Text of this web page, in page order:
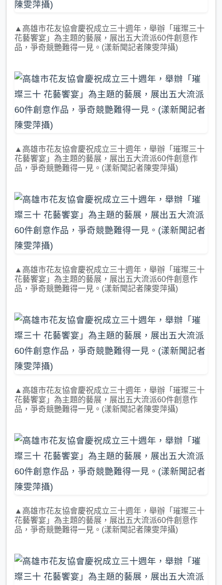
▲高雄市花友協會慶祝成立三十週年，舉辦「璀璨三十
花藝饗宴」為主題的藝展，展出五大流派60件創意作
品，爭奇競艷難得一見。(漾新聞記者陳雯萍攝)
▲高雄市花友協會慶祝成立三十週年，舉辦「璀璨三十
花藝饗宴」為主題的藝展，展出五大流派60件創意作
品，爭奇競艷難得一見。(漾新聞記者陳雯萍攝)
▲高雄市花友協會慶祝成立三十週年，舉辦「璀璨三十
花藝饗宴」為主題的藝展，展出五大流派60件創意作
品，爭奇競艷難得一見。(漾新聞記者陳雯萍攝)
▲高雄市花友協會慶祝成立三十週年，舉辦「璀璨三十
花藝饗宴」為主題的藝展，展出五大流派60件創意作
品，爭奇競艷難得一見。(漾新聞記者陳雯萍攝)
▲高雄市花友協會慶祝成立三十週年，舉辦「璀璨三十
花藝饗宴」為主題的藝展，展出五大流派60件創意作
品，爭奇競艷難得一見。(漾新聞記者陳雯萍攝)